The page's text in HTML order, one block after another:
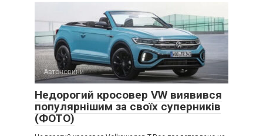
Автоновини
Недорогий кросовер VW виявився
популярнішим за своїх суперників
(ФОТО)